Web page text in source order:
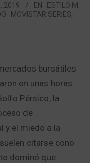
2019 EN: ESTILO M,
MOVISTAR SERIES,
bursátiles
en unas horas
Pérsico, la
de
y el miedo a la
citarse cono
dominó que